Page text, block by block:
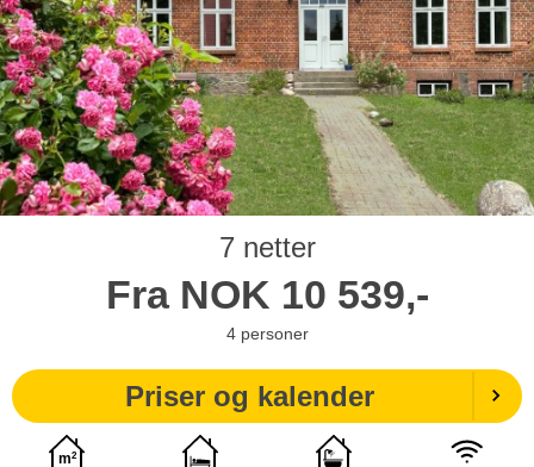
7 netter
Fra NOK 10 539,-
4 personer
Priser og kalender